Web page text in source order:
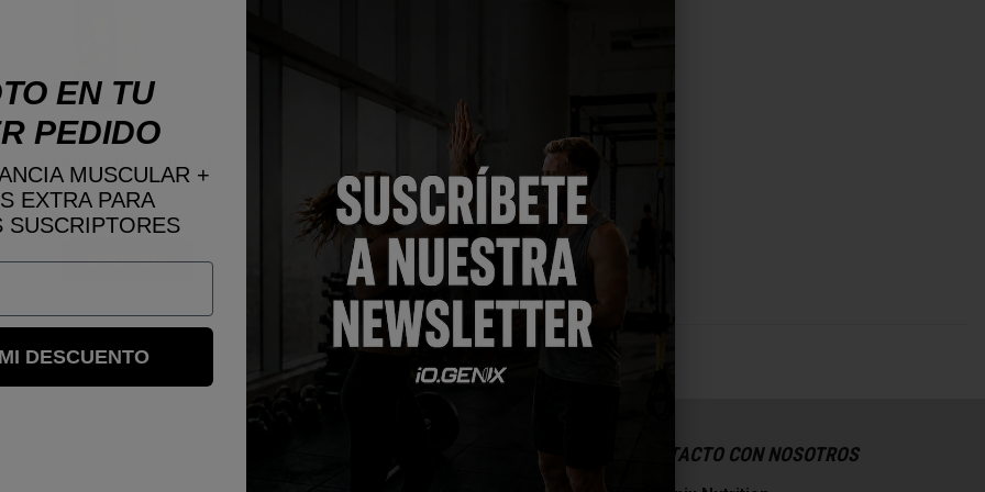
BERBERINE COMPLEX
28,66 €
COMPRAR
11,95 €
COMPRAR
CONTACTO CON NOSOTROS
EN TU
PEDIDO
MUSCULAR +
EXTRA PARA
SUSCRIPTORES
DESCUENTO